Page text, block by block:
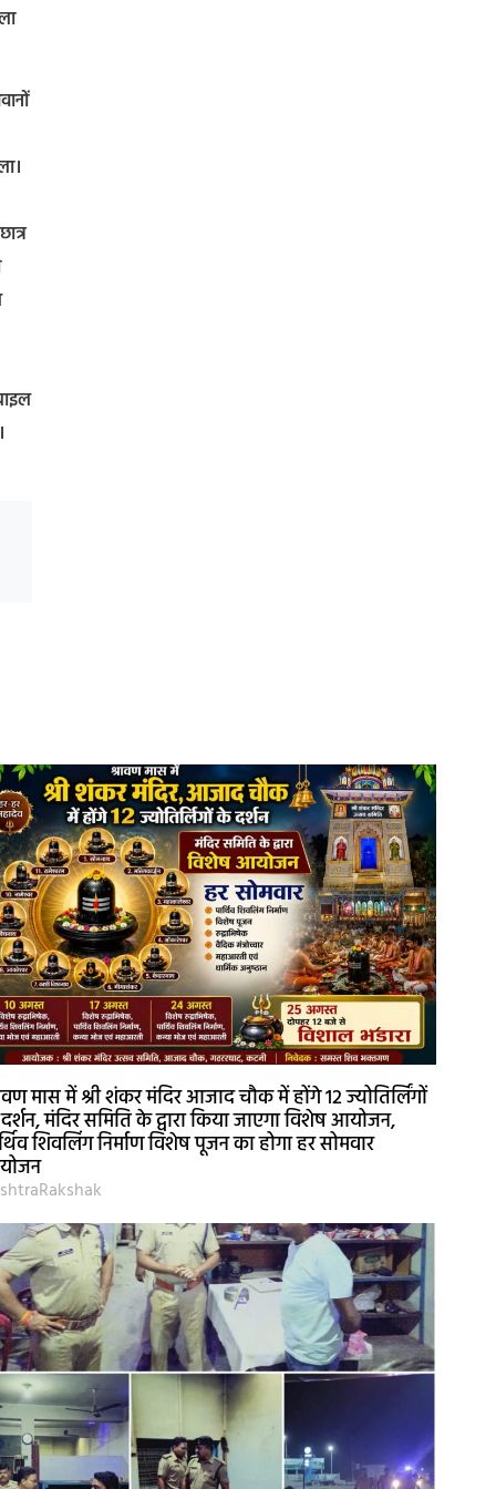
मास में श्री शंकर मंदिर आजाद चौक में होंगे 12 ज्योतिर्लिंगों
मंदिर समिति के द्वारा किया जाएगा विशेष आयोजन,
शिवलिंग निर्माण विशेष पूजन का होगा हर सोमवार